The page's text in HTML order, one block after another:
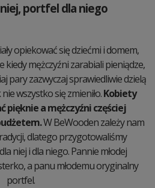
portfel dla niego
opiekować się dziećmi i domem,
kiedy mężczyźni zarabiali pieniądze,
pary zazwyczaj sprawiedliwie dzielą
wszystko się zmieniło.Kobiety
pięknie a mężczyźni częściej
W BeWooden zależy nam
dlatego przygotowaliśmy
niej i dla niego. Pannie młodej
a panu młodemu oryginalny
portfel.